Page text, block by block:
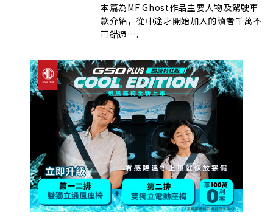
本篇為MF Ghost作品主要人物及駕駛車
款介紹，從中途才開始加入的讀者千萬不
可錯過….